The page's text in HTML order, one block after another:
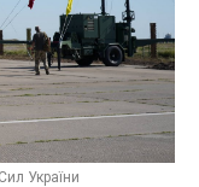
України